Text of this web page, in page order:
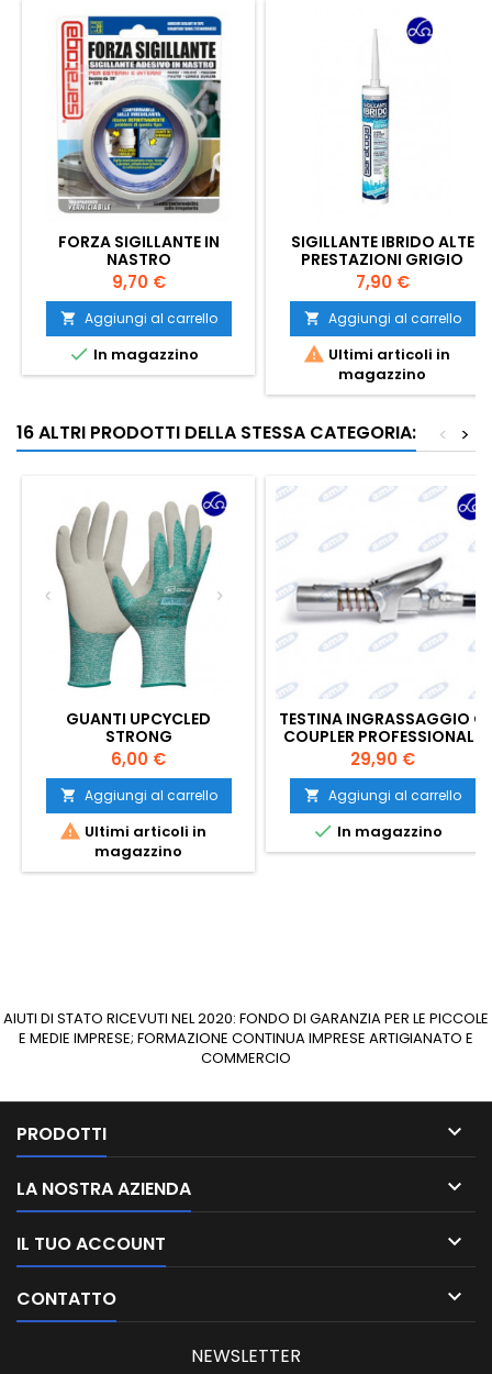
FORZA SIGILLANTE IN
NASTRO
Prezzo
9,70 €
 Aggiungi al carrello
 In magazzino
SIGILLANTE IBRIDO ALTE
PRESTAZIONI GRIGIO
ESTERNI
Prezzo
7,90 €
 Aggiungi al carrello
 Ultimi articoli in
magazzino
16 ALTRI PRODOTTI DELLA STESSA CATEGORIA: >
<
GUANTI UPCYCLED
STRONG
Prezzo
6,00 €
 Aggiungi al carrello
 Ultimi articoli in
magazzino
TESTINA INGRASSAGGIO G
COUPLER PROFESSIONALE
Prezzo
29,90 €
 Aggiungi al carrello
 In magazzino
AIUTI DI STATO RICEVUTI NEL 2020: FONDO DI GARANZIA PER LE PICCOLE
E MEDIE IMPRESE; FORMAZIONE CONTINUA IMPRESE ARTIGIANATO E
COMMERCIO
PRODOTTI 
LA NOSTRA AZIENDA 
IL TUO ACCOUNT 
CONTATTO 
NEWSLETTER